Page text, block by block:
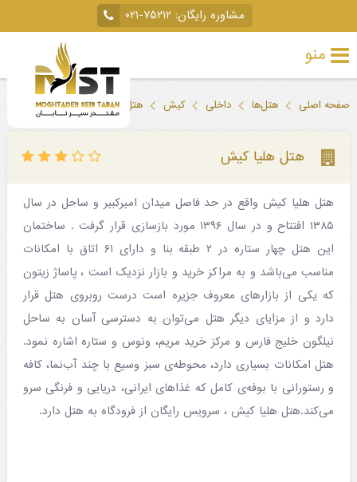
مشاوره رایگان: ۰۲۱-۷۵۲۱۲
منو
تور
آخری
جاذبه‌های
گردشگری
صفحه اصلی هتل‌ها داخلی کیش هتل هلیا کیش
هتل هلیا کیش
هتل هلیا کیش واقع در حد فاصل میدان امیرکبیر و ساحل در سال
۱۳۸۵ افتتاح و در سال ۱۳۹۶ مورد بازسازی قرار گرفت . ساختمان
این هتل چهار ستاره در ۲ طبقه بنا و دارای ۶۱ اتاق با امکانات
مناسب می‌باشد و به مراکز خرید و بازار نزدیک است ، پاساژ زیتون
که یکی از بازارهای معروف جزیره است درست روبروی هتل قرار
دارد و از مزایای دیگر هتل می‌توان به دسترسی آسان به ساحل
نیلگون خلیج فارس و مرکز خرید مریم، ونوس و ستاره اشاره نمود.
هتل امکانات بسیاری دارد، محوطه‌ی سبز وسیع با چند آب‌نما، کافه
و رستورانی با بوفه‌ی کامل که غذاهای ایرانی، دریایی و فرنگی سرو
می‌کند.هتل هلیا کیش ، سرویس رایگان از فرودگاه به هتل دارد.